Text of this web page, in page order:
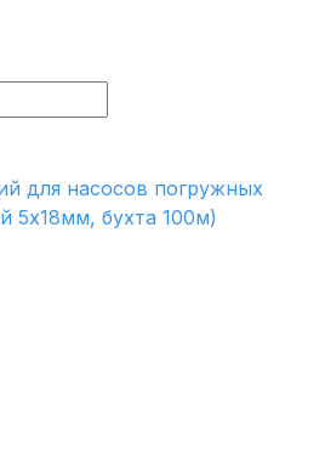
для насосов погружных
5х18мм, бухта 100м)